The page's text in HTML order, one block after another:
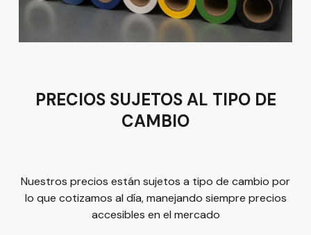
Suscríbete para promociones,
especiales descuentos, regalos y
PRECIOS SUJETOS AL TIPO DE
CAMBIO
Nuestros precios están sujetos a tipo de cambio por
lo que cotizamos al día, manejando siempre precios
accesibles en el mercado